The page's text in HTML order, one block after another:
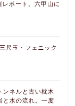
ポート。六甲山に
尺玉・フェニック
ンネルと古い枕木
と水の流れ。一度